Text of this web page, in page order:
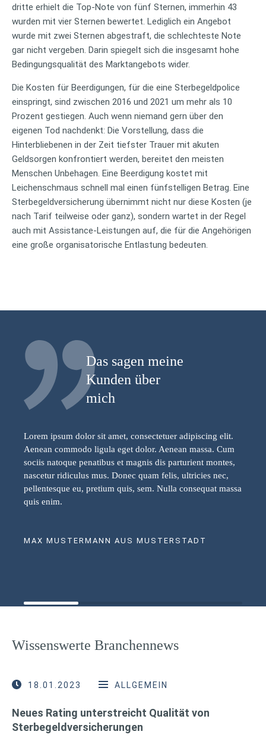
dritte erhielt die Top-Note von fünf Sternen, immerhin 43
wurden mit vier Sternen bewertet. Lediglich ein Angebot
wurde mit zwei Sternen abgestraft, die schlechteste Note
gar nicht vergeben. Darin spiegelt sich die insgesamt hohe
Bedingungsqualität des Marktangebots wider.
Die Kosten für Beerdigungen, für die eine Sterbegeldpolice
einspringt, sind zwischen 2016 und 2021 um mehr als 10
Prozent gestiegen. Auch wenn niemand gern über den
eigenen Tod nachdenkt: Die Vorstellung, dass die
Hinterbliebenen in der Zeit tiefster Trauer mit akuten
Geldsorgen konfrontiert werden, bereitet den meisten
Menschen Unbehagen. Eine Beerdigung kostet mit
Leichenschmaus schnell mal einen fünfstelligen Betrag. Eine
Sterbegeldversicherung übernimmt nicht nur diese Kosten (je
nach Tarif teilweise oder ganz), sondern wartet in der Regel
auch mit Assistance-Leistungen auf, die für die Angehörigen
eine große organisatorische Entlastung bedeuten.
Das sagen meine
Kunden über
mich
Lorem ipsum dolor sit amet, consectetuer adipiscing elit.
Aenean commodo ligula eget dolor. Aenean massa. Cum
sociis natoque penatibus et magnis dis parturient montes,
nascetur ridiculus mus. Donec quam felis, ultricies nec,
pellentesque eu, pretium quis, sem. Nulla consequat massa
quis enim.
MAX MUSTERMANN AUS MUSTERSTADT
Wissenswerte Branchennews
18.01.2023 ALLGEMEIN
Neues Rating unterstreicht Qualität von
Sterbegeldversicherungen